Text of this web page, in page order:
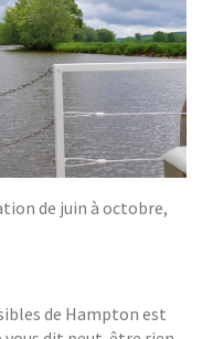
de juin à octobre,
de Hampton est